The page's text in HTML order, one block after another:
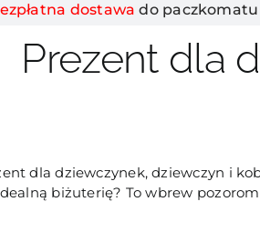
dostawa do paczkomatu
Prezent dla
dla dziewczynek, dziewczyn i
biżuterię? To wbrew